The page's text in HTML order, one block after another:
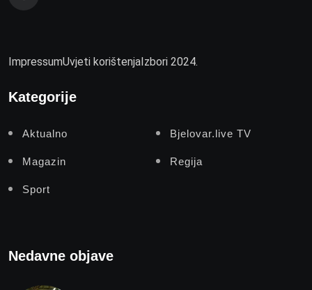
ImpressumUvjeti korištenjaIzbori 2024.
Kategorije
Aktualno Bjelovar.live TV
Magazin Regija
Sport
Nedavne objave